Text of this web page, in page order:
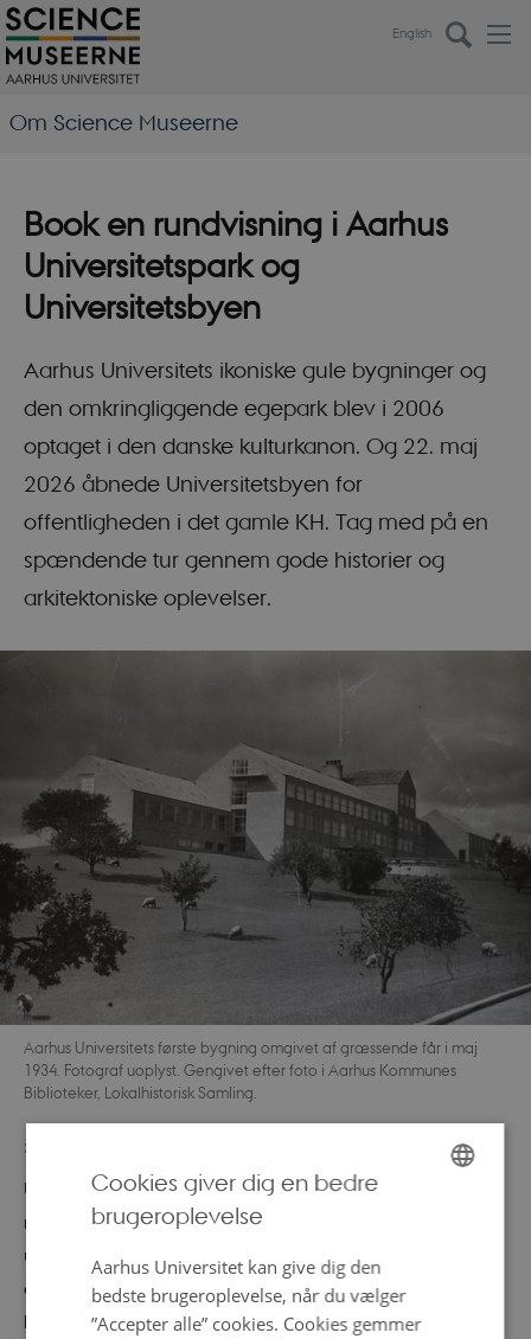
English
Om Science Museerne
Book en rundvisning i Aarhus
Universitetspark og
Universitetsbyen
Aarhus Universitets ikoniske gule bygninger og
den omkringliggende egepark blev i 2006
optaget i den danske kulturkanon. Og 22. maj
2026 åbnede Universitetsbyen for
offentligheden i det gamle KH. Tag med på en
spændende tur gennem gode historier og
arkitektoniske oplevelser.
Aarhus Universitets første bygning omgivet af græssende får i maj
1934. Fotograf uoplyst. Gengivet efter foto i Aarhus Kommunes
Biblioteker, Lokalhistorisk Samling.
30. juni 2026
Ud over sine kuperede græsarealer, grønne egetræer og
mange gule bygninger rummer universitetsparken også
utallige gode historier. Og nu kan du også få et
anderledes blik ind i den nye Universitetsby og høre,
hvilke gode historier der gemmer sig bag de røde mure,
Cookies giver dig en bedre
brugeroplevelse
Aarhus Universitet kan give dig den
bedste brugeroplevelse, når du vælger
”Accepter alle” cookies. Cookies gemmer